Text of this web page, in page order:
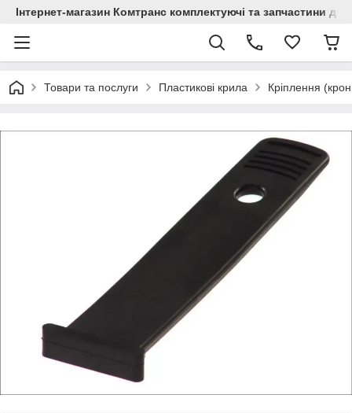
Інтернет-магазин Комтранс комплектуючі та запчастини
Товари та послуги Пластикові крила Кріплення